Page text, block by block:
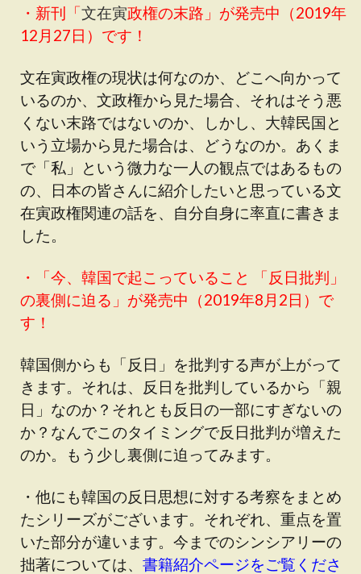
・新刊「文在寅政権の末路 」が発売中（2019年
12月27日）です！
文在寅政権の現状は何なのか、どこへ向かって
いるのか、文政権から見た場合、それはそう悪
くない末路ではないのか、しかし、大韓民国と
いう立場から見た場合は、どうなのか。あくま
で「私」という微力な一人の観点ではあるもの
の、日本の皆さんに紹介したいと思っている文
在寅政権関連の話を、自分自身に率直に書きま
した。
・「今、韓国で起こっていること 「反日批判」
の裏側に迫る 」が発売中（2019年8月2日）で
す！
韓国側からも「反日」を批判する声が上がって
きます。それは、反日を批判しているから「親
日」なのか？それとも反日の一部にすぎないの
か？なんでこのタイミングで反日批判が増えた
のか。もう少し裏側に迫ってみます。
・他にも韓国の反日思想に対する考察をまとめ
たシリーズがございます。それぞれ、重点を置
いた部分が違います。今までのシンシアリーの
拙著については、 書籍紹介ページをご覧くださ